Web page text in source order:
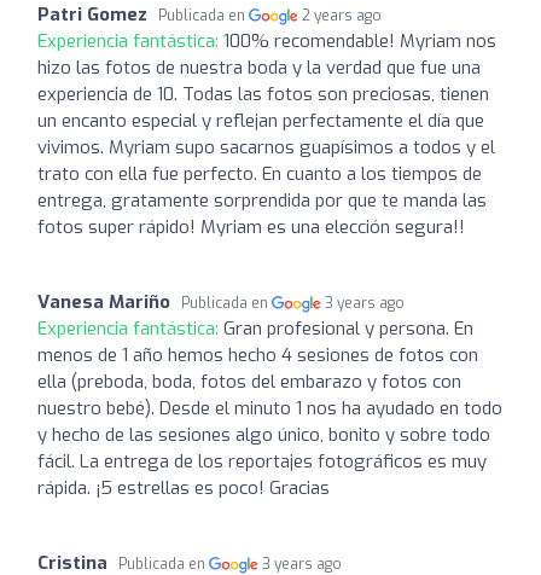
Patri Gomez Publicada en 2 years ago
Experiencia fantástica: 100% recomendable! Myriam nos
hizo las fotos de nuestra boda y la verdad que fue una
experiencia de 10. Todas las fotos son preciosas, tienen
un encanto especial y reflejan perfectamente el día que
vivimos. Myriam supo sacarnos guapísimos a todos y el
trato con ella fue perfecto. En cuanto a los tiempos de
entrega, gratamente sorprendida por que te manda las
fotos super rápido! Myriam es una elección segura!!
Vanesa Mariño Publicada en 3 years ago
Experiencia fantástica: Gran profesional y persona. En
menos de 1 año hemos hecho 4 sesiones de fotos con
ella (preboda, boda, fotos del embarazo y fotos con
nuestro bebé). Desde el minuto 1 nos ha ayudado en todo
y hecho de las sesiones algo único, bonito y sobre todo
fácil. La entrega de los reportajes fotográficos es muy
rápida. ¡5 estrellas es poco! Gracias
Cristina Publicada en 3 years ago